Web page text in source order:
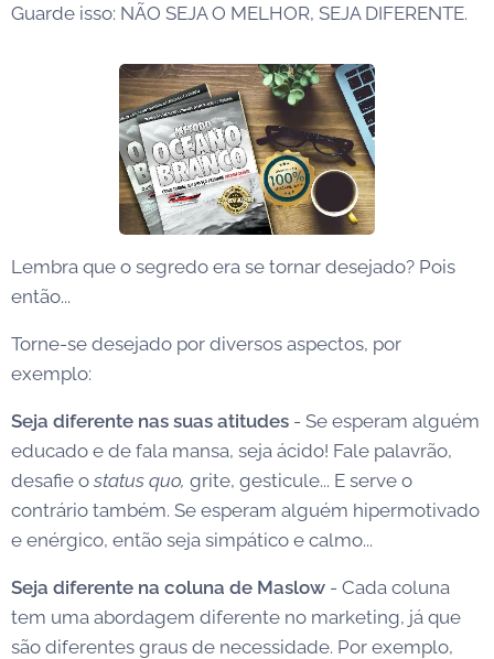
Guarde isso: NÃO SEJA O MELHOR, SEJA DIFERENTE.
Lembra que o segredo era se tornar desejado? Pois
então...
Torne-se desejado por diversos aspectos, por
exemplo:
Seja diferente nas suas atitudes - Se esperam alguém
educado e de fala mansa, seja ácido! Fale palavrão,
desafie o status quo, grite, gesticule... E serve o
contrário também. Se esperam alguém hipermotivado
e enérgico, então seja simpático e calmo...
Seja diferente na coluna de Maslow - Cada coluna
tem uma abordagem diferente no marketing, já que
são diferentes graus de necessidade. Por exemplo,